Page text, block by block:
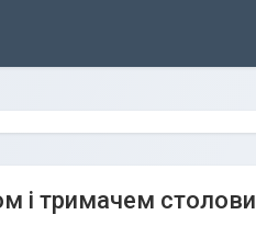
і тримачем